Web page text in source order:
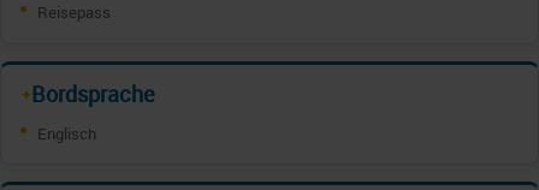
Reisepass
✦Bordsprache
Englisch